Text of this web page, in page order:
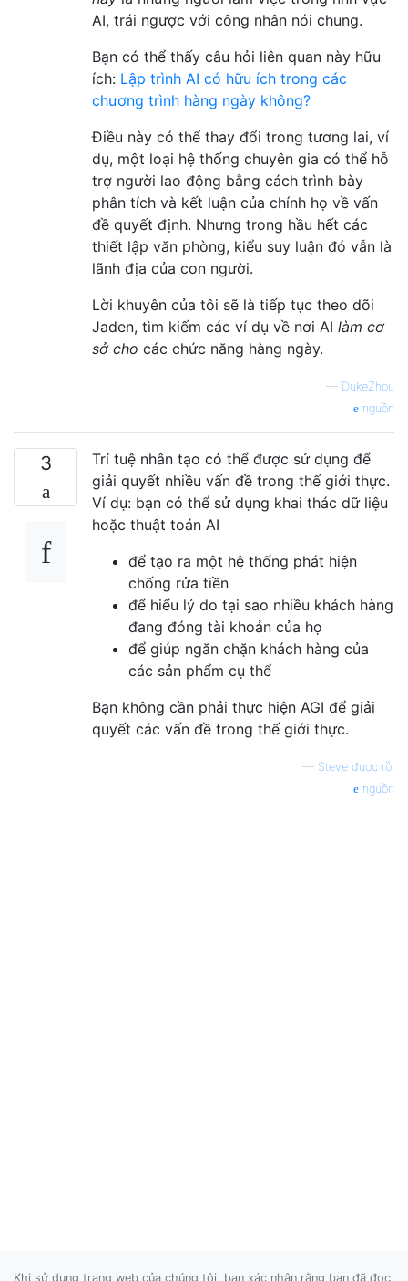
AI, trái ngược với công nhân nói chung.
Bạn có thể thấy câu hỏi liên quan này hữu
ích: Lập trình AI có hữu ích trong các
chương trình hàng ngày không?
Điều này có thể thay đổi trong tương lai, ví
dụ, một loại hệ thống chuyên gia có thể hỗ
trợ người lao động bằng cách trình bày
phân tích và kết luận của chính họ về vấn
đề quyết định. Nhưng trong hầu hết các
thiết lập văn phòng, kiểu suy luận đó vẫn là
lãnh địa của con người.
Lời khuyên của tôi sẽ là tiếp tục theo dõi
Jaden, tìm kiếm các ví dụ về nơi AI làm cơ
sở cho các chức năng hàng ngày.
— DukeZhou
nguồn
3
Trí tuệ nhân tạo có thể được sử dụng để
giải quyết nhiều vấn đề trong thế giới thực.
Ví dụ: bạn có thể sử dụng khai thác dữ liệu
hoặc thuật toán AI
để tạo ra một hệ thống phát hiện
chống rửa tiền
để hiểu lý do tại sao nhiều khách hàng
đang đóng tài khoản của họ
để giúp ngăn chặn khách hàng của
các sản phẩm cụ thể
Bạn không cần phải thực hiện AGI để giải
quyết các vấn đề trong thế giới thực.
— Steve được rồi
nguồn
Khi sử dụng trang web của chúng tôi, bạn xác nhận rằng bạn đã đọc